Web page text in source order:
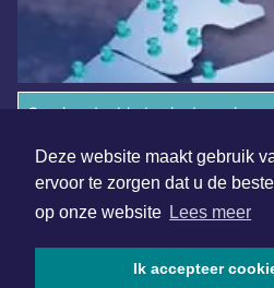
Deze website maakt gebruik
ervoor te zorgen dat u de
op onze website Lees meer
Ik accepteer
Overige dagbladen in de regio
Algemene voorwaarden
Disclaimer